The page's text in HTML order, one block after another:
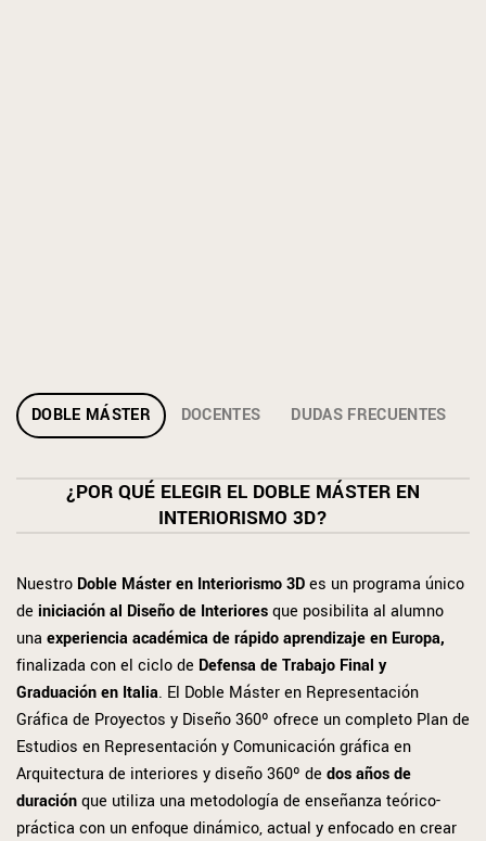
DOBLE MÁSTER DOCENTES DUDAS FRECUENTES
¿POR QUÉ ELEGIR EL DOBLE MÁSTER EN
INTERIORISMO 3D?
Nuestro Doble Máster en Interiorismo 3Des un programa único
de iniciación al Diseño de Interioresque posibilita al alumno
una experiencia académica de rápido aprendizaje en Europa,
finalizada con el ciclo de Defensa de Trabajo Final y
Graduación en Italia. El Doble Máster en Representación
Gráfica de Proyectos y Diseño 360º ofrece un completo Plan de
Estudios en Representación y Comunicación gráfica en
Arquitectura de interiores y diseño 360º de dos años de
duraciónque utiliza una metodología de enseñanza teórico-
práctica con un enfoque dinámico, actual y enfocado en crear